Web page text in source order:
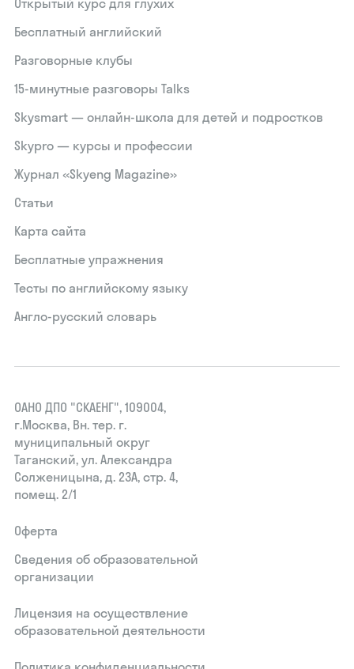
Открытый курс для глухих
Бесплатный английский
Разговорные клубы
15‑минутные разговоры Talks
Skysmart — онлайн-школа для детей и подростков
Skypro — курсы и профессии
Журнал «Skyeng Magazine»
Статьи
Карта сайта
Бесплатные упражнения
Тесты по английскому языку
Англо-русский словарь
ОАНО ДПО "СКАЕНГ", 109004,
г.Москва, Вн. тер. г.
муниципальный округ
Таганский, ул. Александра
Солженицына, д. 23А, стр. 4,
помещ. 2/1
Оферта
Сведения об образовательной
организации
Лицензия на осуществление
образовательной деятельности